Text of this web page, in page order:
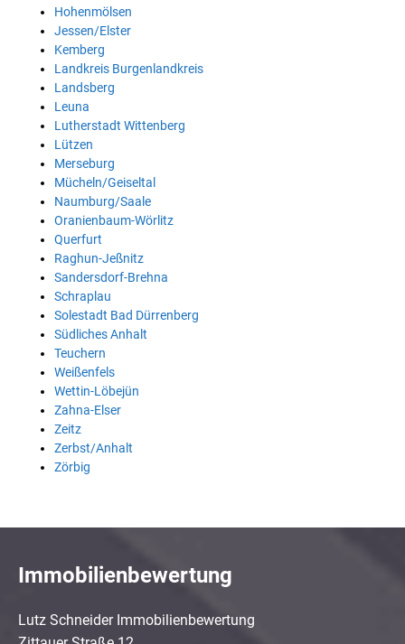
Hohenmölsen
Jessen/Elster
Kemberg
Landkreis Burgenlandkreis
Landsberg
Leuna
Lutherstadt Wittenberg
Lützen
Merseburg
Mücheln/Geiseltal
Naumburg/Saale
Oranienbaum-Wörlitz
Querfurt
Raghun-Jeßnitz
Sandersdorf-Brehna
Schraplau
Solestadt Bad Dürrenberg
Südliches Anhalt
Teuchern
Weißenfels
Wettin-Löbejün
Zahna-Elser
Zeitz
Zerbst/Anhalt
Zörbig
Immobilienbewertung
Lutz Schneider Immobilienbewertung